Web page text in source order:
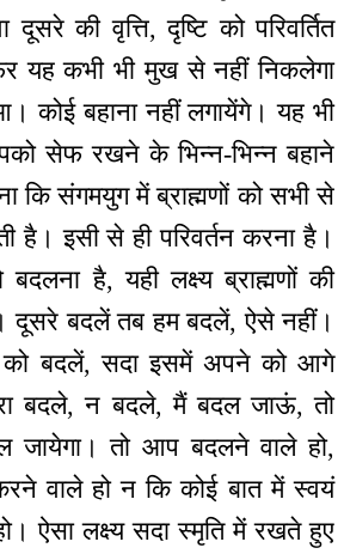
दूसरे की वृत्ति, दृष्टि को परिवर्तित
यह कभी भी मुख से नहीं निकलेगा
कोई बहाना नहीं लगायेंगे। यह भी
सेफ रखने के भिन्न-भिन्न बहाने
कि संगमयुग में ब्राह्मणों को सभी से
है। इसी से ही परिवर्तन करना है।
है, यही लक्ष्य ब्राह्मणों की
दूसरे बदलें तब हम बदलें, ऐसे नहीं।
बदलें, सदा इसमें अपने को आगे
बदले, न बदले, मैं बदल जाऊं, तो
जायेगा। तो आप बदलने वाले हो,
वाले हो न कि कोई बात में स्वयं
ऐसा लक्ष्य सदा स्मृति में रखते हुए